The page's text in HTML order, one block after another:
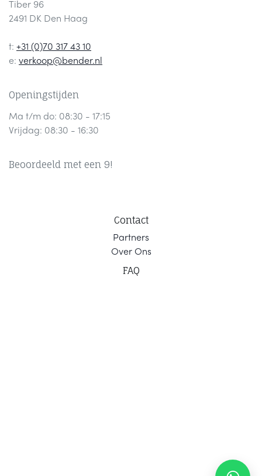
Tiber 96
2491 DK Den Haag
t: +31 (0)70 317 43 10
e: verkoop@bender.nl
Openingstijden
Ma t/m do: 08:30 - 17:15
Vrijdag: 08:30 - 16:30
Beoordeeld met een 9!
Contact
Partners
Over Ons
FAQ